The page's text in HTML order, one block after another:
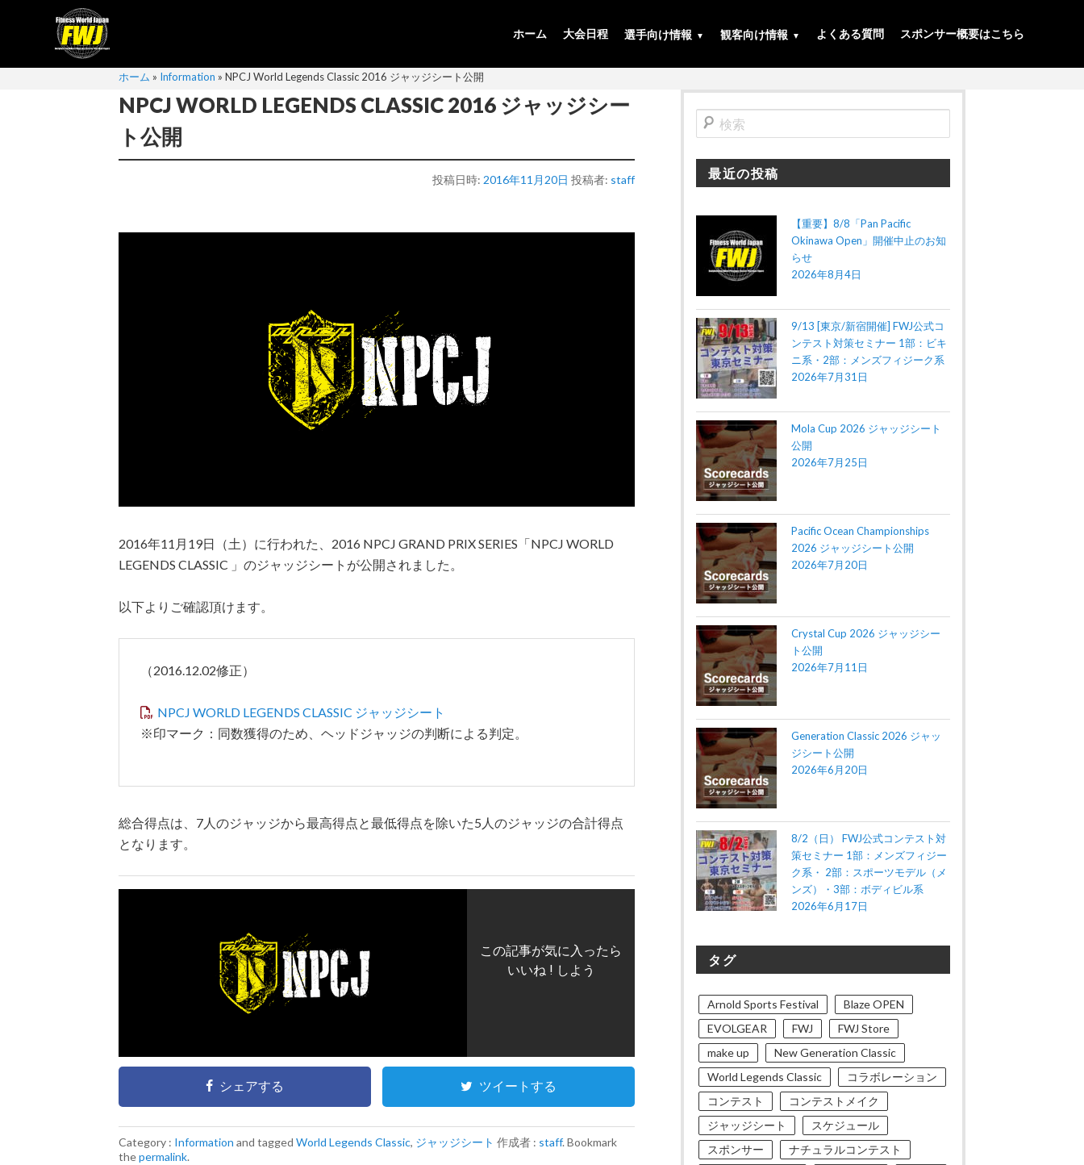
ホーム 大会日程 選手向け情報 観客向け情報 よくある質問 スポンサー概要はこちら
ホーム » Information » NPCJ World Legends Classic 2016 ジャッジシート公開
NPCJ WORLD LEGENDS CLASSIC 2016 ジャッジシー
ト公開
投稿日時: 2016年11月20日 投稿者: staff
2016年11月19日（土）に行われた、2016 NPCJ GRAND PRIX SERIES「NPCJ WORLD
LEGENDS CLASSIC 」のジャッジシートが公開されました。
以下よりご確認頂けます。
（2016.12.02修正）
NPCJ WORLD LEGENDS CLASSIC ジャッジシート
※印マーク：同数獲得のため、ヘッドジャッジの判断による判定。
総合得点は、7人のジャッジから最高得点と最低得点を除いた5人のジャッジの合計得点
となります。
この記事が気に入ったら
いいね ! しよう
シェアする ツイートする
Category : Information and tagged World Legends Classic, ジャッジシート 作成者 : staff. Bookmark
thepermalink.
検
索
最近の投稿
【重要】8/8「Pan Pacific
Okinawa Open」開催中止のお知
らせ
2026年8月4日
9/13 [東京/新宿開催] FWJ公式コ
ンテスト対策セミナー 1部：ビキ
ニ系・2部：メンズフィジーク系
2026年7月31日
Mola Cup 2026 ジャッジシート
公開
2026年7月25日
Pacific Ocean Championships
2026 ジャッジシート公開
2026年7月20日
Crystal Cup 2026 ジャッジシー
ト公開
2026年7月11日
Generation Classic 2026 ジャッ
ジシート公開
2026年6月20日
8/2（日） FWJ公式コンテスト対
策セミナー 1部：メンズフィジー
ク系・ 2部：スポーツモデル（メ
ンズ）・3部：ボディビル系
2026年6月17日
タグ
Arnold Sports Festival
Blaze OPEN
EVOLGEAR
FWJ
FWJ Store
make up
New Generation Classic
World Legends Classic
コラボレーション
コンテスト
コンテストメイク
ジャッジシート
スケジュール
スポンサー
ナチュラルコンテスト